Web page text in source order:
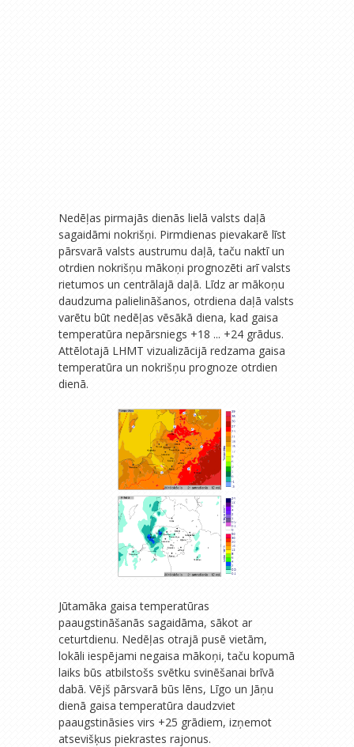
Nedēļas pirmajās dienās lielā valsts daļā
sagaidāmi nokrišņi. Pirmdienas pievakarē līst
pārsvarā valsts austrumu daļā, taču naktī un
otrdien nokrišņu mākoņi prognozēti arī valsts
rietumos un centrālajā daļā. Līdz ar mākoņu
daudzuma palielināšanos, otrdiena daļā valsts
varētu būt nedēļas vēsākā diena, kad gaisa
temperatūra nepārsniegs +18 ... +24 grādus.
Attēlotajā LHMT vizualizācijā redzama gaisa
temperatūra un nokrišņu prognoze otrdien
dienā.
Jūtamāka gaisa temperatūras
paaugstināšanās sagaidāma, sākot ar
ceturtdienu. Nedēļas otrajā pusē vietām,
lokāli iespējami negaisa mākoņi, taču kopumā
laiks būs atbilstošs svētku svinēšanai brīvā
dabā. Vējš pārsvarā būs lēns, Līgo un Jāņu
dienā gaisa temperatūra daudzviet
paaugstināsies virs +25 grādiem, izņemot
atsevišķus piekrastes rajonus.